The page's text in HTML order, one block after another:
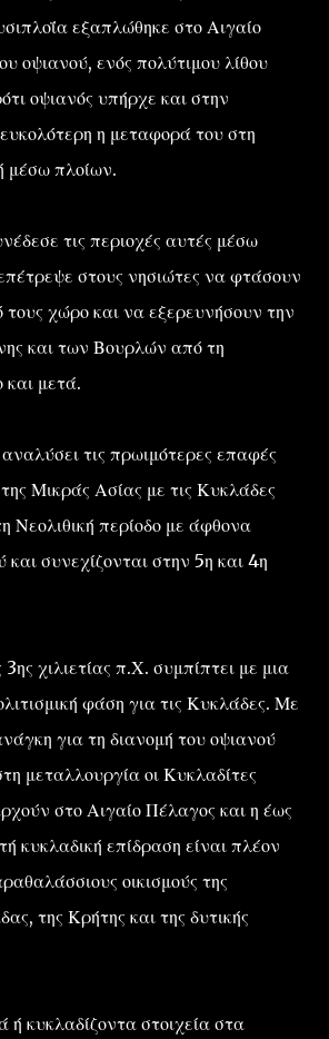
εξαπλώθηκε στο Αιγαίο
οψιανού, ενός πολύτιμου λίθου
οψιανός υπήρχε και στην
η μεταφορά του στη
μέσω πλοίων.
τις περιοχές αυτές μέσω
στους νησιώτες να φτάσουν
τους χώρο και να εξερευνήσουν την
και των Βουρλών από τη
και μετά.
τις πρωιμότερες επαφές
της Μικράς Ασίας με τις Κυκλάδες
Νεολιθική περίοδο με άφθονα
συνεχίζονται στην 5η και 4η
χιλιετίας π.Χ. συμπίπτει με μια
φάση για τις Κυκλάδες. Με
για τη διανομή του οψιανού
μεταλλουργία οι Κυκλαδίτες
στο Αιγαίο Πέλαγος και η έως
κυκλαδική επίδραση είναι πλέον
οικισμούς της
της Κρήτης και της δυτικής
ή κυκλαδίζοντα στοιχεία στα